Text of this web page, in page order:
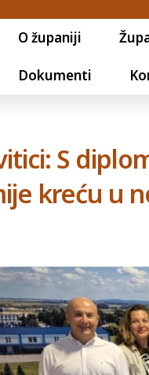
O županiji
Dokumenti
S
kreću u